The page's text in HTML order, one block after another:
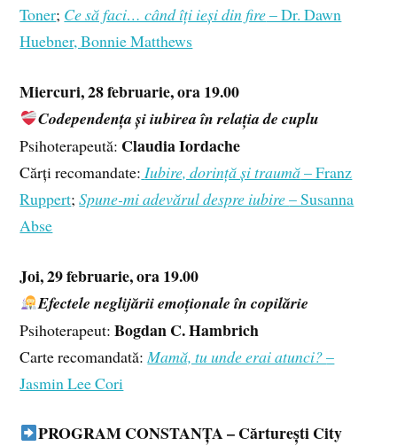
Toner; Ce să faci… când îți ieși din fire– Dr. Dawn
Huebner, Bonnie Matthews
Miercuri, 28 februarie, ora 19.00
Codependența și iubirea în relația de cuplu
Psihoterapeută: Claudia Iordache
Cărți recomandate: Iubire, dorință și traumă– Franz
Ruppert;Spune-mi adevărul despre iubire– Susanna
Abse
Joi, 29 februarie, ora 19.00
Efectele neglijării emoționale în copilărie
Psihoterapeut:Bogdan C. Hambrich
Carte recomandată: Mamă, tu unde erai atunci?–
Jasmin Lee Cori
PROGRAM CONSTANȚA – Cărturești City